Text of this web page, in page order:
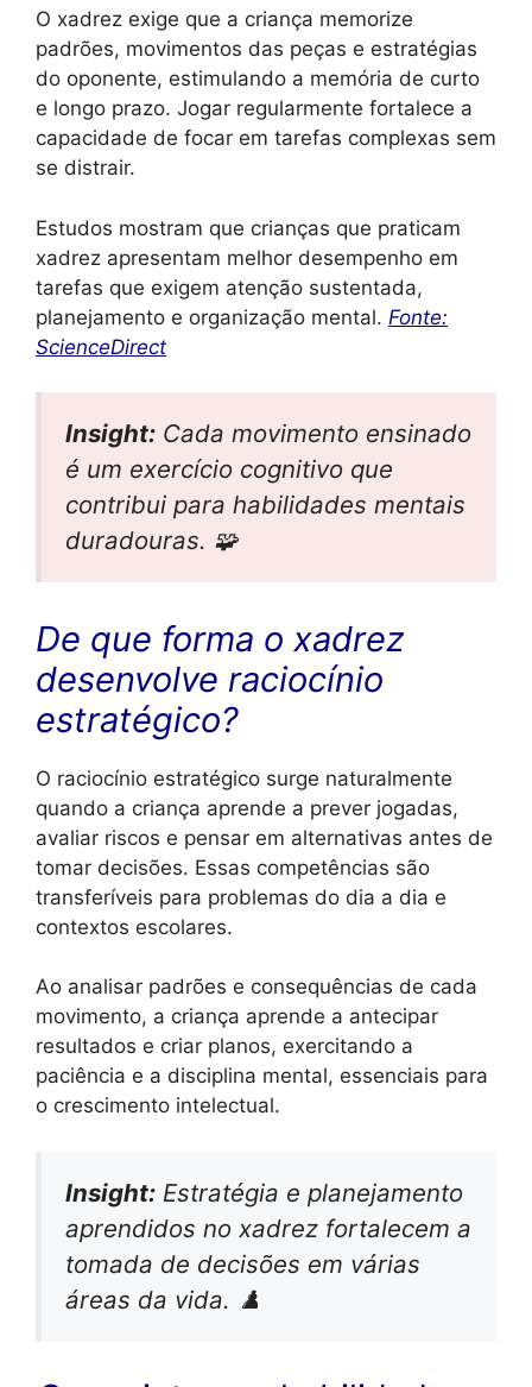
O xadrez exige que a criança memorize
padrões, movimentos das peças e estratégias
do oponente, estimulando a memória de curto
e longo prazo. Jogar regularmente fortalece a
capacidade de focar em tarefas complexas sem
se distrair.
Estudos mostram que crianças que praticam
xadrez apresentam melhor desempenho em
tarefas que exigem atenção sustentada,
planejamento e organização mental. Fonte:
ScienceDirect
Insight: Cada movimento ensinado
é um exercício cognitivo que
contribui para habilidades mentais
duradouras. 🧩
De que forma o xadrez
desenvolve raciocínio
estratégico?
O raciocínio estratégico surge naturalmente
quando a criança aprende a prever jogadas,
avaliar riscos e pensar em alternativas antes de
tomar decisões. Essas competências são
transferíveis para problemas do dia a dia e
contextos escolares.
Ao analisar padrões e consequências de cada
movimento, a criança aprende a antecipar
resultados e criar planos, exercitando a
paciência e a disciplina mental, essenciais para
o crescimento intelectual.
Insight: Estratégia e planejamento
aprendidos no xadrez fortalecem a
tomada de decisões em várias
áreas da vida. ♟️